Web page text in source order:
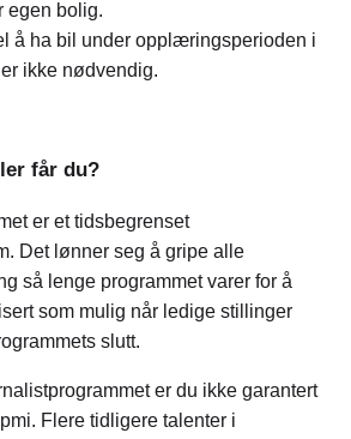
egen bolig.
å ha bil under opplæringsperioden i
ikke nødvendig.
får du?
er et tidsbegrenset
Det lønner seg å gripe alle
så lenge programmet varer for å
som mulig når ledige stillinger
slutt.
er du ikke garantert
Flere tidligere talenter i